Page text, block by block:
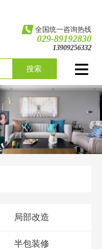
全国统一咨询热线
029-89192830
13909256332
搜索
局部改造
半包装修